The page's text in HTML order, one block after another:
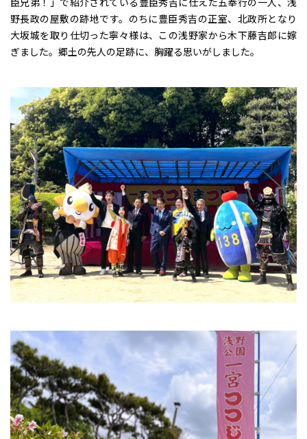
野長政の屋敷の跡地です。のちに豊臣秀吉の正室、北政所となり
大坂城を取り仕切った寧々様は、この浅野家から木下藤吉郎に嫁
ぎました。郷土の先人の足跡に、胸躍る思いがしました。